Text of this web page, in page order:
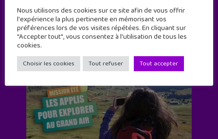
Nous utilisons des cookies sur ce site afin de vous offrir
l'expérience la plus pertinente en mémorisant vos
préférences lors de vos visites répétées. En cliquant sur
"Accepter tout", vous consentez à l'utilisation de tous les
cookies.
Choisir les cookies Tout refuser Tout accepter